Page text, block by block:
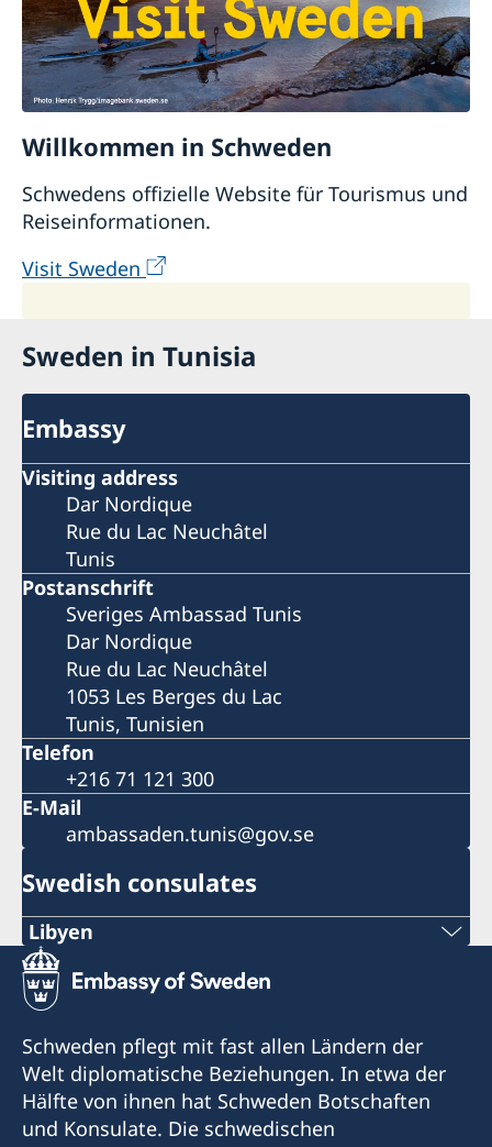
Willkommen in Schweden
Schwedens offizielle Website für Tourismus und
Reiseinformationen.
Visit Sweden
Sweden in Tunisia
Embassy
Visiting address
Dar Nordique
Rue du Lac Neuchâtel
Tunis
Postanschrift
Sveriges Ambassad Tunis
Dar Nordique
Rue du Lac Neuchâtel
1053 Les Berges du Lac
Tunis, Tunisien
Telefon
+216 71 121 300
E-Mail
ambassaden.tunis@gov.se
Swedish consulates
Libyen
Sveriges honorärkonsulat i Benghazi:
+218 612 225 116 eller +218 612 230 430
E-post:
benghazi.swecons@yahoo.com
Schweden pflegt mit fast allen Ländern der
Welt diplomatische Beziehungen. In etwa der
Hälfte von ihnen hat Schweden Botschaften
und Konsulate. Die schwedischen